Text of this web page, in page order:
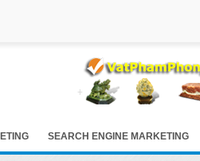
SEARCH ENGINE MARKETING